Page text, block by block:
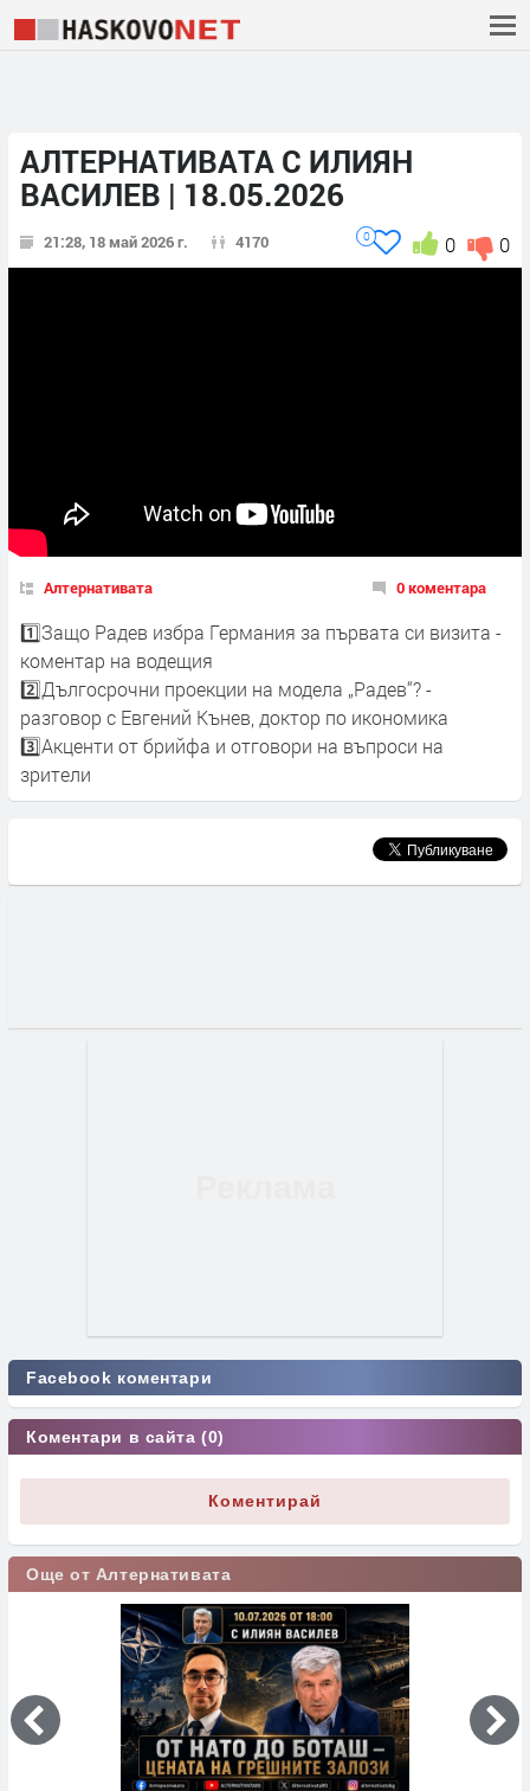
АЛТЕРНАТИВАТА С ИЛИЯН
ВАСИЛЕВ | 18.05.2026
21:28, 18 май 2026 г. 4170 0
0
0
Алтернативата 0 коментара
1️⃣Защо Радев избра Германия за първата си визита -
коментар на водещия
2️⃣Дългосрочни проекции на модела „Радев“? -
разговор с Евгений Кънев, доктор по икономика
3️⃣Акценти от брийфа и отговори на въпроси на
зрители
Facebook коментари
Коментари в сайта (0)
Коментирай
Още от Алтернативата